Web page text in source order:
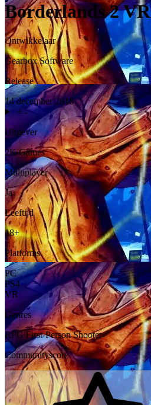
Borderlands 2 VR
Ontwikkelaar
Gearbox Software
Release
14 december 2018
+ -
Uitgever
2K Games
Multiplayer
Ja
Leeftijd
18+
Platforms
PC
PS4
VR
Genres
RPG First-Person Shooter
Communityscore